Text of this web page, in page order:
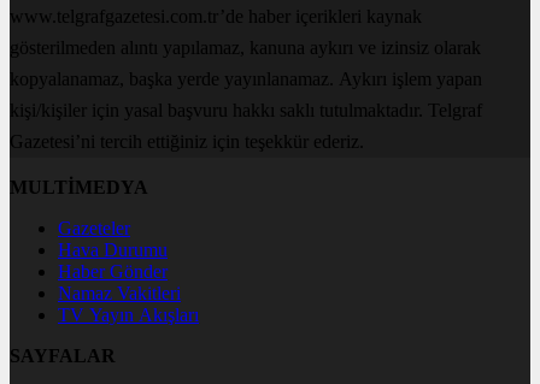
www.telgrafgazetesi.com.tr’de haber içerikleri kaynak
gösterilmeden alıntı yapılamaz, kanuna aykırı ve izinsiz olarak
kopyalanamaz, başka yerde yayınlanamaz. Aykırı işlem yapan
kişi/kişiler için yasal başvuru hakkı saklı tutulmaktadır. Telgraf
Gazetesi’ni tercih ettiğiniz için teşekkür ederiz.
MULTİMEDYA
Gazeteler
Hava Durumu
Haber Gönder
Namaz Vakitleri
TV Yayın Akışları
SAYFALAR